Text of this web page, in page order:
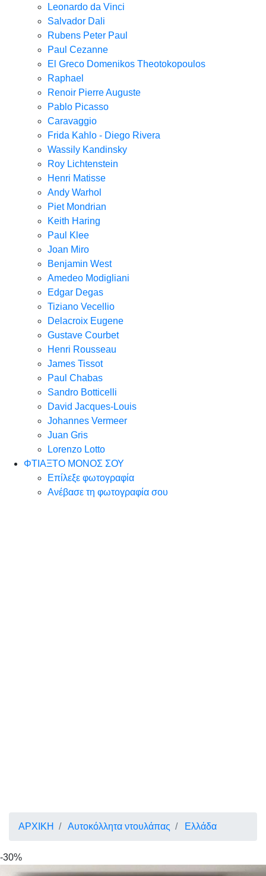
Leonardo da Vinci
Salvador Dali
Rubens Peter Paul
Paul Cezanne
El Greco Domenikos Theotokopoulos
Raphael
Renoir Pierre Auguste
Pablo Picasso
Caravaggio
Frida Kahlo - Diego Rivera
Wassily Kandinsky
Roy Lichtenstein
Henri Matisse
Andy Warhol
Piet Mondrian
Keith Haring
Paul Klee
Joan Miro
Benjamin West
Amedeo Modigliani
Edgar Degas
Tiziano Vecellio
Delacroix Eugene
Gustave Courbet
Henri Rousseau
James Tissot
Paul Chabas
Sandro Botticelli
David Jacques-Louis
Johannes Vermeer
Juan Gris
Lorenzo Lotto
ΦΤΙΑΞΤΟ ΜΟΝΟΣ ΣΟΥ
Επίλεξε φωτογραφία
Ανέβασε τη φωτογραφία σου
ΑΡΧΙΚΗ Αυτοκόλλητα ντουλάπας Ελλάδα
-30%